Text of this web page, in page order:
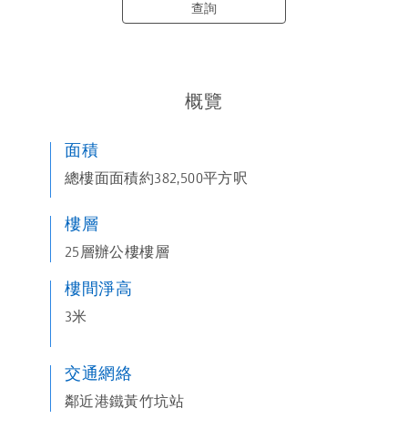
查詢
概覽
面積
總樓面面積約382,500平方呎
樓層
25層辦公樓樓層
樓間淨高
3米
交通網絡
鄰近港鐵黃竹坑站